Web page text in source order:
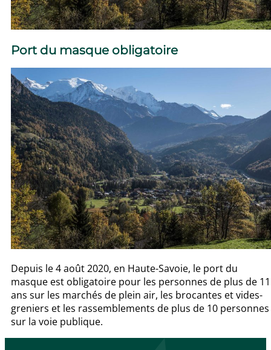
Port du masque obligatoire
Depuis le 4 août 2020, en Haute-Savoie, le port du
masque est obligatoire pour les personnes de plus de 11
ans sur les marchés de plein air, les brocantes et vides-
greniers et les rassemblements de plus de 10 personnes
sur la voie publique.